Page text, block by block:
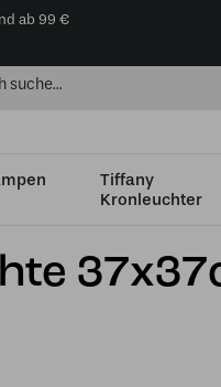
ab 99 €
Tiffany
Kronleuchter
Ø 35 bis Ø 49 cm